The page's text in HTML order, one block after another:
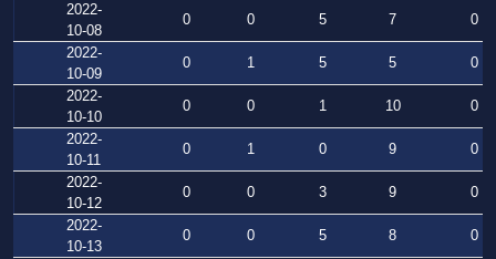
2022-
10-08
0 0 5 7
0
2022-
10-09
0 1 5 5
0
2022-
10-10
0 0 1 10
0
2022-
10-11
0 1 0 9
0
2022-
10-12
0 0 3 9
0
2022-
10-13
0 0 5 8
0